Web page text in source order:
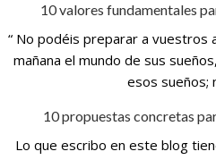
10 valores fundamentales
“ No podéis preparar a vuestros
mañana el mundo de sus
esos sueños;
10 propuestas concretas
Lo que escribo en este blog